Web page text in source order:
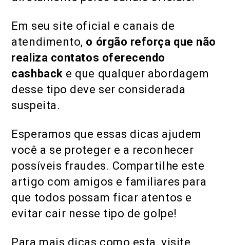
Em seu site oficial e canais de
atendimento, o órgão reforça que não
realiza contatos oferecendo
cashback e que qualquer abordagem
desse tipo deve ser considerada
suspeita.
Esperamos que essas dicas ajudem
você a se proteger e a reconhecer
possíveis fraudes. Compartilhe este
artigo com amigos e familiares para
que todos possam ficar atentos e
evitar cair nesse tipo de golpe!
Para mais dicas como esta, visite